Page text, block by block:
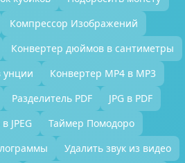
Компрессор Изображений
Конвертер дюймов в сантиметры
унции
Конвертер MP4 в MP3
Разделитель PDF
JPG в PDF
JPEG
Таймер Помодоро
Удалить звук из видео